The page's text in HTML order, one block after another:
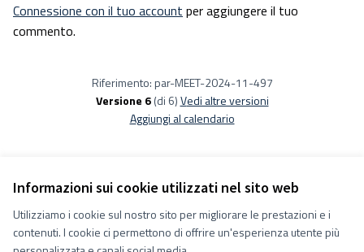
Informazioni sui cookie utilizzati nel sito web
Utilizziamo i cookie sul nostro sito per migliorare le prestazioni e i
contenuti. I cookie ci permettono di offrire un'esperienza utente più
Connessione con il tuo account per aggiungere il tuo
commento.
Riferimento: par-MEET-2024-11-497
Versione 6(di 6) vedi altre versioni
Aggiungi al calendario
Termini e condizioni d''uso
Impostazioni Cookie